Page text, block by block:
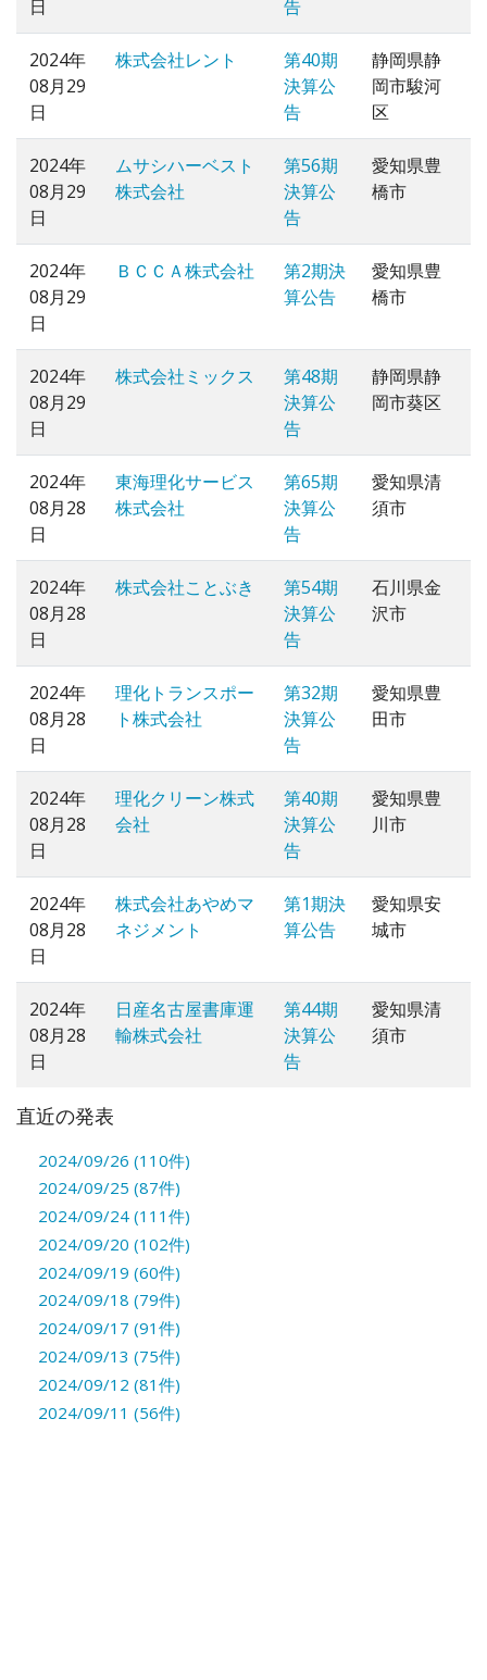
日 告
2024年
08月29
日
株式会社レント
第40期
決算公
告
静岡県静
岡市駿河
区
2024年
08月29
日
ムサシハーベスト
株式会社
第56期
決算公
告
愛知県豊
橋市
2024年
08月29
日
ＢＣＣＡ株式会社
第2期決
算公告
愛知県豊
橋市
2024年
08月29
日
株式会社ミックス
第48期
決算公
告
静岡県静
岡市葵区
2024年
08月28
日
東海理化サービス
株式会社
第65期
決算公
告
愛知県清
須市
2024年
08月28
日
株式会社ことぶき
第54期
決算公
告
石川県金
沢市
2024年
08月28
日
理化トランスポー
ト株式会社
第32期
決算公
告
愛知県豊
田市
2024年
08月28
日
理化クリーン株式
会社
第40期
決算公
告
愛知県豊
川市
2024年
08月28
日
株式会社あやめマ
ネジメント
第1期決
算公告
愛知県安
城市
2024年
08月28
日
日産名古屋書庫運
輸株式会社
第44期
決算公
告
愛知県清
須市
直近の発表
2024/09/26 (110件)
2024/09/25 (87件)
2024/09/24 (111件)
2024/09/20 (102件)
2024/09/19 (60件)
2024/09/18 (79件)
2024/09/17 (91件)
2024/09/13 (75件)
2024/09/12 (81件)
2024/09/11 (56件)